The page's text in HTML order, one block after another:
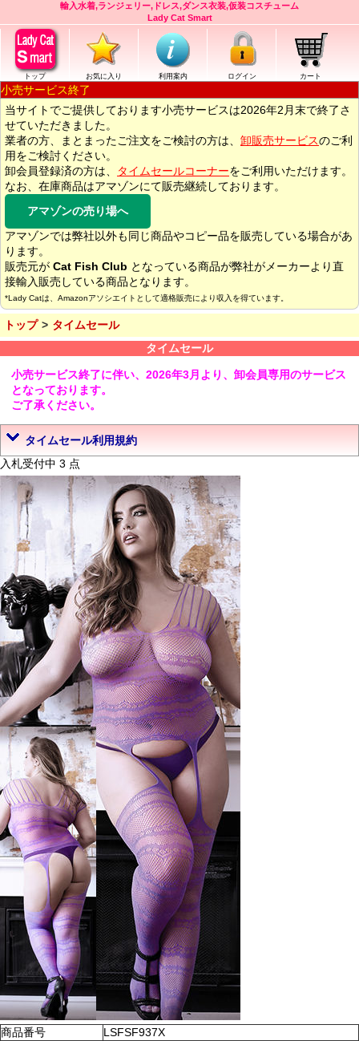
輸入水着,ランジェリー,ドレス,ダンス衣装,仮装コスチューム
Lady Cat Smart
トップ お気に入り 利用案内 ログイン カート
小売サービス終了
当サイトでご提供しております小売サービスは2026年2月末で終了さ
せていただきました。
業者の方、まとまったご注文をご検討の方は、 卸販売サービスのご利
用をご検討ください。
卸会員登録済の方は、
タイムセールコーナーをご利用いただけます。
なお、在庫商品はアマゾンにて販売継続しております。
アマゾンの売り場へ
アマゾンでは弊社以外も同じ商品やコピー品を販売している場合があ
ります。
販売元が Cat Fish Club となっている商品が弊社がメーカーより直
接輸入販売している商品となります。
*Lady Catは、Amazonアソシエイトとして適格販売により収入を得ています。
トップ
タイムセール
タイムセール
小売サービス終了に伴い、2026年3月より、卸会員専用のサービス
となっております。
ご了承ください。
タイムセール利用規約
入札受付中 3 点
商品番号
LSFSF937X